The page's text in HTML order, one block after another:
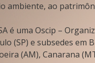
ambiente, ao
é uma Oscip –
(SP) e subsedes em
(AM), Canarana